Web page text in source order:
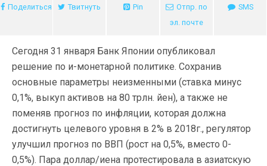
Поделиться Твитнуть Pin
Отпр. по
эл. почте
SMS
Сегодня 31 января Банк Японии опубликовал
решение по и-монетарной политике. Сохранив
основные параметры неизменными (ставка минус
0,1%, выкуп активов на 80 трлн. йен), а также не
поменяв прогноз по инфляции, которая должна
достигнуть целевого уровня в 2% в 2018г., регулятор
улучшил прогноз по ВВП (рост на 0,5%, вместо 0-
0,5%). Пара доллар/иена протестировала в азиатскую